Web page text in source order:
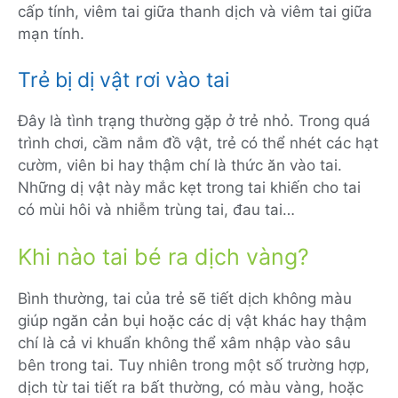
cấp tính, viêm tai giữa thanh dịch và viêm tai giữa
mạn tính.
Trẻ bị dị vật rơi vào tai
Đây là tình trạng thường gặp ở trẻ nhỏ. Trong quá
trình chơi, cầm nắm đồ vật, trẻ có thể nhét các hạt
cườm, viên bi hay thậm chí là thức ăn vào tai.
Những dị vật này mắc kẹt trong tai khiến cho tai
có mùi hôi và nhiễm trùng tai, đau tai…
Khi nào tai bé ra dịch vàng?
Bình thường, tai của trẻ sẽ tiết dịch không màu
giúp ngăn cản bụi hoặc các dị vật khác hay thậm
chí là cả vi khuẩn không thể xâm nhập vào sâu
bên trong tai. Tuy nhiên trong một số trường hợp,
dịch từ tai tiết ra bất thường, có màu vàng, hoặc